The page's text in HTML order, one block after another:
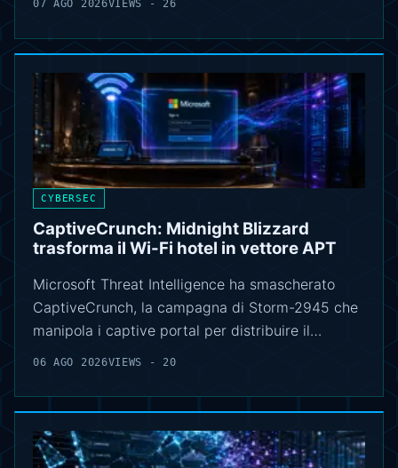
07 AGO 2026VIEWS - 26
CYBERSEC
CaptiveCrunch: Midnight Blizzard
trasforma il Wi-Fi hotel in vettore APT
Microsoft Threat Intelligence ha smascherato
CaptiveCrunch, la campagna di Storm-2945 che
manipola i captive portal per distribuire il…
06 AGO 2026VIEWS - 20